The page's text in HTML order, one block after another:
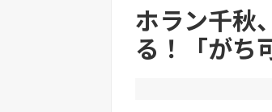
ホラン千秋
る！「がち